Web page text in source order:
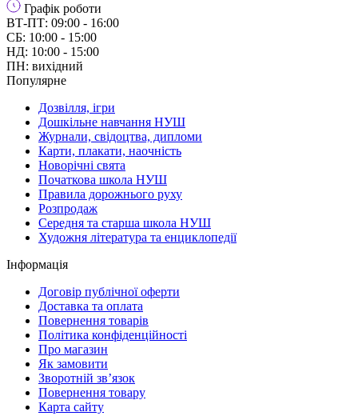
Графік роботи
ВТ-ПТ: 09:00 - 16:00
СБ: 10:00 - 15:00
НД: 10:00 - 15:00
ПН: вихідний
Популярне
Дозвілля, ігри
Дошкільне навчання НУШ
Журнали, свідоцтва, дипломи
Карти, плакати, наочність
Новорічні свята
Початкова школа НУШ
Правила дорожнього руху
Розпродаж
Середня та старша школа НУШ
Художня література та енциклопедії
Інформація
Договір публічної оферти
Доставка та оплата
Повернення товарів
Політика конфіденційності
Про магазин
Як замовити
Зворотній зв’язок
Повернення товару
Карта сайту